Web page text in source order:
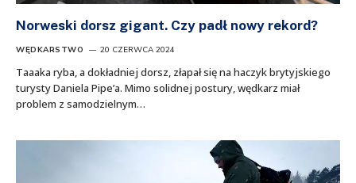
Norweski dorsz gigant. Czy padł nowy rekord?
WĘDKARSTWO 20 CZERWCA 2024
Taaaka ryba, a dokładniej dorsz, złapał się na haczyk brytyjskiego
turysty Daniela Pipe’a. Mimo solidnej postury, wędkarz miał
problem z samodzielnym…